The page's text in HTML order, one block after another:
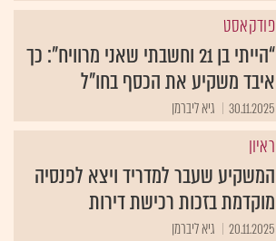
פודקאסט
“הייתי בן 21 וחשבתי שאני מרוויח”: כך
איבד משקיע את הכסף בחו"ל
30.11.2025 גיא ליברמן
ראיון
המשקיע שעבר למדריד ויצא לפנסיה
מוקדמת בזכות רכישת דירות
20.11.2025 גיא ליברמן